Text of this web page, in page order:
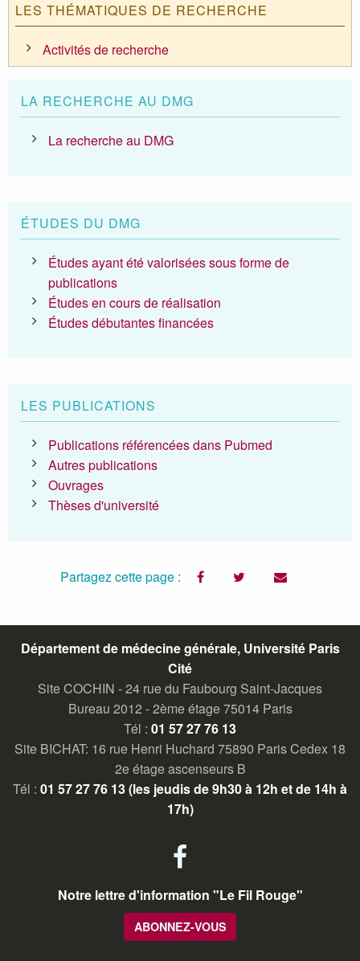
LES THÉMATIQUES DE RECHERCHE
Activités de recherche
LA RECHERCHE AU DMG
La recherche au DMG
ÉTUDES DU DMG
Études ayant été valorisées sous forme de
publications
Études en cours de réalisation
Études débutantes financées
LES PUBLICATIONS
Publications référencées dans Pubmed
Autres publications
Ouvrages
Thèses d'université
Partagez cette page : facebook twitter
Département de médecine générale, Université Paris
Cité
Site COCHIN - 24 rue du Faubourg Saint-Jacques
Bureau 2012 - 2ème étage 75014 Paris
Tél : 01 57 27 76 13
Site BICHAT: 16 rue Henri Huchard 75890 Paris Cedex 18
2e étage ascenseurs B
Tél : 01 57 27 76 13 (les jeudis de 9h30 à 12h et de 14h à
17h)
Notre lettre d'information "Le Fil Rouge"
ABONNEZ-VOUS